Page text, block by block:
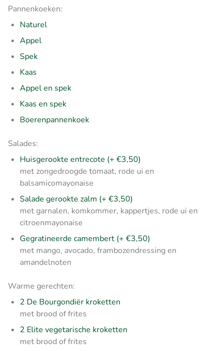
Pannenkoeken:
Naturel
Appel
Spek
Kaas
Appel en spek
Kaas en spek
Boerenpannenkoek
Salades:
Huisgerookte entrecote (+ €3,50)
met zongedroogde tomaat, rode ui en
balsamicomayonaise
Salade gerookte zalm (+ €3,50)
met garnalen, komkommer, kappertjes, rode ui en
citroenmayonaise
Gegratineerde camembert (+ €3,50)
met mango, avocado, frambozendressing en
amandelnoten
Warme gerechten:
2 De Bourgondiër kroketten
met brood of frites
2 Elite vegetarische kroketten
met brood of frites